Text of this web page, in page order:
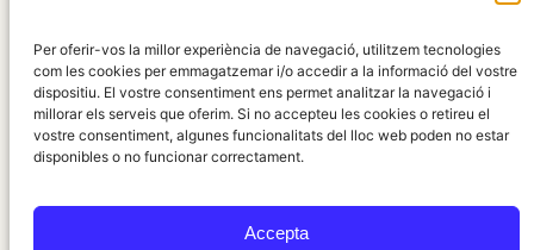
Per oferir-vos la millor experiència de navegació, utilitzem tecnologies
com les cookies per emmagatzemar i/o accedir a la informació del vostre
dispositiu. El vostre consentiment ens permet analitzar la navegació i
millorar els serveis que oferim. Si no accepteu les cookies o retireu el
vostre consentiment, algunes funcionalitats del lloc web poden no estar
disponibles o no funcionar correctament.
Accepta
Política
Societat
Tendències
elRidaura.com